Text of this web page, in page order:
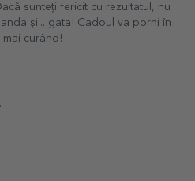
sunteți fericit cu rezultatul, nu
și... gata! Cadoul va porni în
curând!